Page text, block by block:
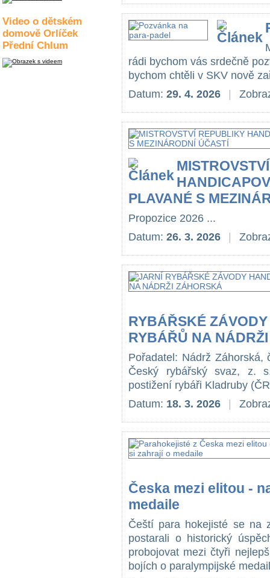
Video o dětském
domově Orlíček
Přední Chlum
rádi bychom vás srdečně
bychom chtěli v SKV nově
Datum: 29. 4. 2026
PLAVANÉ S
Propozice 2026 ...
Datum: 26. 3. 2026
RYBÁŘSKÉ
RYBÁŘŮ NA
Pořadatel: Nádrž
Český rybářský svaz, z.
postižení rybáři Kladruby
Datum: 18. 3. 2026
Česka mezi elitou -
medaile
Čeští para hokejisté se na
postarali o historický
probojovat mezi čtyři
bojích o paralympijské